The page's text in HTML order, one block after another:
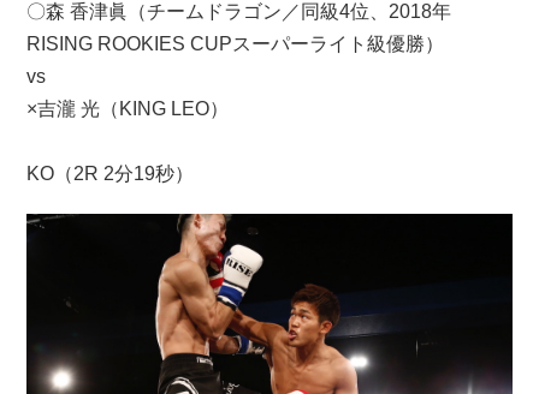
〇森 香津眞（チームドラゴン／同級4位、2018年
RISING ROOKIES CUPスーパーライト級優勝）
vs
×吉瀧 光（KING LEO）
KO（2R 2分19秒）